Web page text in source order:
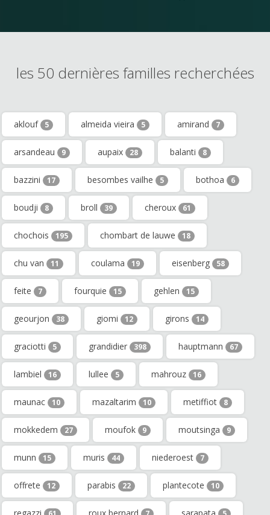
les 50 dernières familles recherchées
aklouf 5 almeida vieira 5 amirand 7
arsandeau 9 aupaix 28 balanti 8
bazzini 17 besombes vailhe 5 bothoa 6
boudji 8 broll 39 cheroux 61
chochois 195 chombart de lauwe 18
chu van 11 coulama 19 eisenberg 58
feite 7 fourquie 15 gehlen 15
geourjon 38 giomi 12 girons 14
graciotti 5 grandidier 398 hauptmann 67
lambiel 16 lullee 5 mahrouz 16
maunac 10 mazaltarim 10 metiffiot 8
mokkedem 27 moufok 9 moutsinga 9
munn 15 muris 44 niederoest 7
offrete 12 parabis 22 plantecote 10